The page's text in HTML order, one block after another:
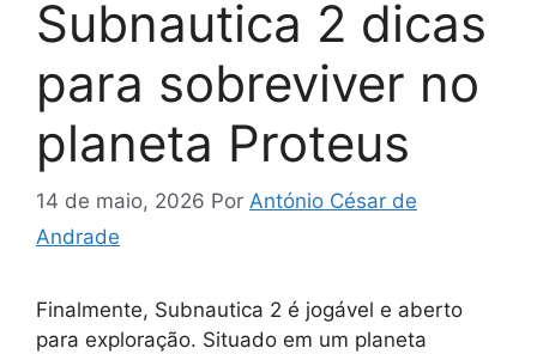
Subnautica 2 dicas
para sobreviver no
planeta Proteus
14 de maio, 2026 Por António César de
Andrade
Finalmente, Subnautica 2 é jogável e aberto
para exploração. Situado em um planeta